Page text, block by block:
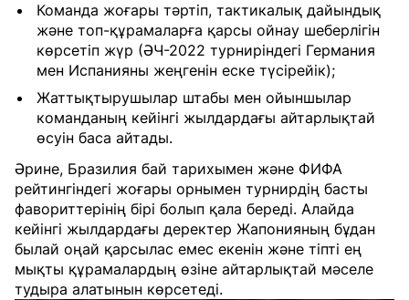
Команда жоғары тәртіп, тактикалық дайындық
және топ-құрамаларға қарсы ойнау шеберлігін
көрсетіп жүр (ӘЧ-2022 турниріндегі Германия
мен Испанияны жеңгенін еске түсірейік);
Жаттықтырушылар штабы мен ойыншылар
команданың кейінгі жылдардағы айтарлықтай
өсуін баса айтады.
Әрине, Бразилия бай тарихымен және ФИФА
рейтингіндегі жоғары орнымен турнирдің басты
фавориттерінің бірі болып қала береді. Алайда
кейінгі жылдардағы деректер Жапонияның бұдан
былай оңай қарсылас емес екенін және тіпті ең
мықты құрамалардың өзіне айтарлықтай мәселе
тудыра алатынын көрсетеді.